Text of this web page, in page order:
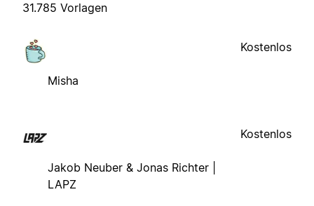
31.785 Vorlagen
Misha
Kostenlos
Jakob Neuber & Jonas Richter |
LAPZ
Kostenlos